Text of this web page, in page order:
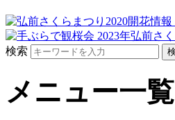
検索
メニュー一覧